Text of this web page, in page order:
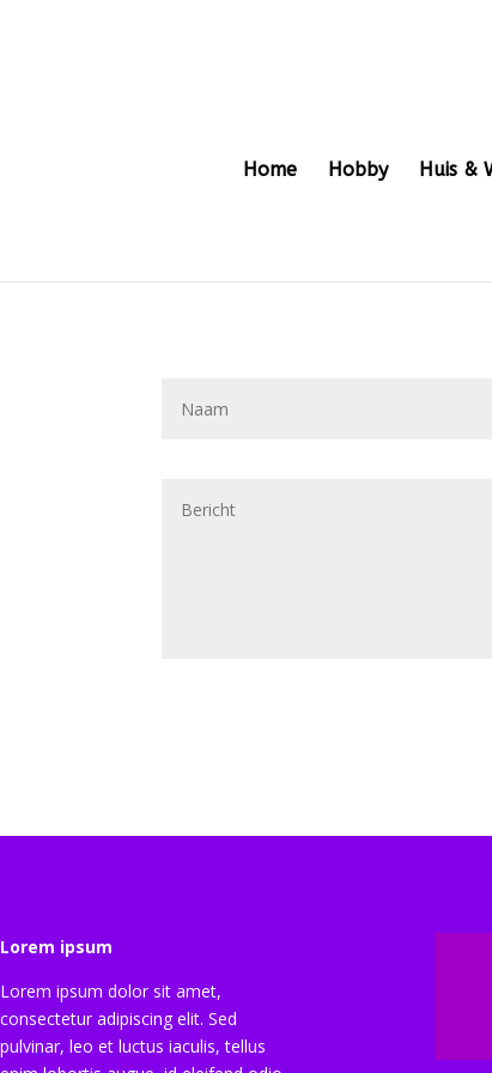
Home Hobby Huis &
Lorem ipsum
Lorem ipsum dolor sit amet,
consectetur adipiscing elit. Sed
pulvinar, leo et luctus iaculis, tellus